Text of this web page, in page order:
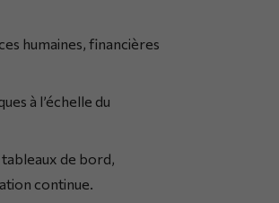
humaines, financières
à l’échelle du
de bord,
continue.